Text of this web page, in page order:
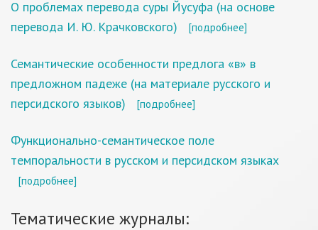
О проблемах перевода суры Йусуфа (на основе
перевода И. Ю. Крачковского)
[подробнее]
Семантические особенности предлога «в» в
предложном падеже (на материале русского и
персидского языков)
[подробнее]
Функционально-семантическое поле
темпоральности в русском и персидском языках
[подробнее]
Тематические журналы: